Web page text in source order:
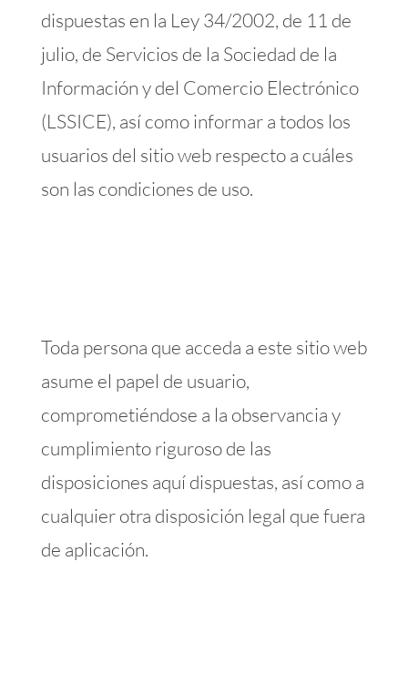
dispuestas en la Ley 34/2002, de 11 de
julio, de Servicios de la Sociedad de la
Información y del Comercio Electrónico
(LSSICE), así como informar a todos los
usuarios del sitio web respecto a cuáles
son las condiciones de uso.
Toda persona que acceda a este sitio web
asume el papel de usuario,
comprometiéndose a la observancia y
cumplimiento riguroso de las
disposiciones aquí dispuestas, así como a
cualquier otra disposición legal que fuera
de aplicación.